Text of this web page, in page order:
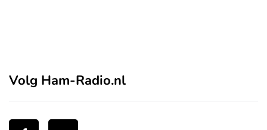
Volg Ham-Radio.nl